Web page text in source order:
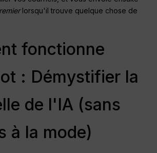
lorsqu'il trouve quelque chose de
fonctionne
: Démystifier la
de l'IA (sans
à la mode)